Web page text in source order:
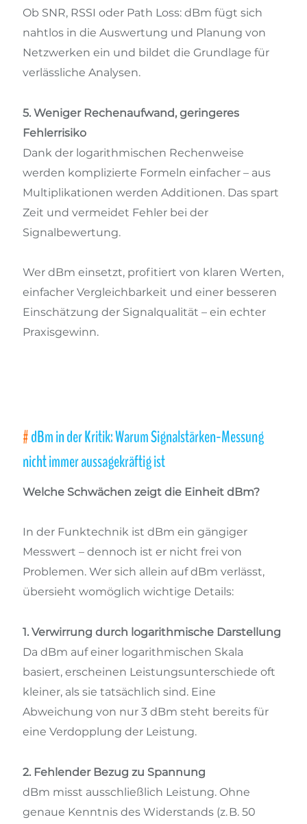
Ob SNR, RSSI oder Path Loss: dBm fügt sich
nahtlos in die Auswertung und Planung von
Netzwerken ein und bildet die Grundlage für
verlässliche Analysen.
5. Weniger Rechenaufwand, geringeres
Fehlerrisiko
Dank der logarithmischen Rechenweise
werden komplizierte Formeln einfacher – aus
Multiplikationen werden Additionen. Das spart
Zeit und vermeidet Fehler bei der
Signalbewertung.
Wer dBm einsetzt, profitiert von klaren Werten,
einfacher Vergleichbarkeit und einer besseren
Einschätzung der Signalqualität – ein echter
Praxisgewinn.
dBm in der Kritik: Warum Signalstärken-Messung
nicht immer aussagekräftig ist
Welche Schwächen zeigt die Einheit dBm?
In der Funktechnik ist dBm ein gängiger
Messwert – dennoch ist er nicht frei von
Problemen. Wer sich allein auf dBm verlässt,
übersieht womöglich wichtige Details:
1. Verwirrung durch logarithmische Darstellung
Da dBm auf einer logarithmischen Skala
basiert, erscheinen Leistungsunterschiede oft
kleiner, als sie tatsächlich sind. Eine
Abweichung von nur 3 dBm steht bereits für
eine Verdopplung der Leistung.
2. Fehlender Bezug zu Spannung
dBm misst ausschließlich Leistung. Ohne
genaue Kenntnis des Widerstands (z. B. 50